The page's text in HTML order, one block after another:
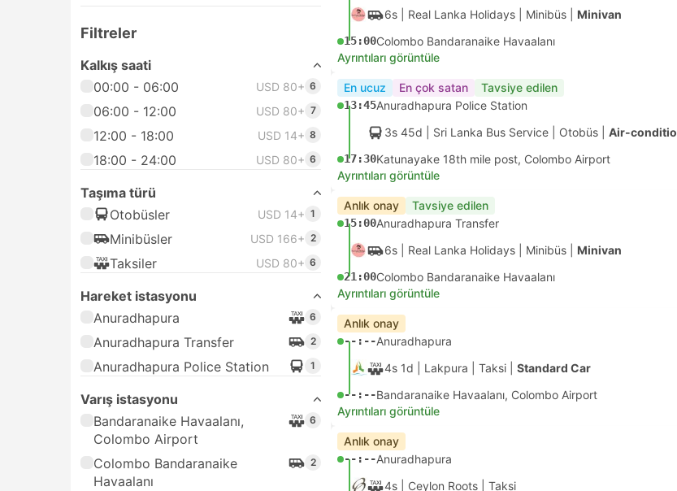
Filtreler
Kalkış saati
00:00 - 06:00
USD 80+ 6
06:00 - 12:00 USD 80+ 7
12:00 - 18:00 USD 14+ 8
18:00 - 24:00 USD 80+ 6
Taşıma türü
Otobüsler
USD 14+ 1
Minibüsler USD 166+ 2
Taksiler USD 80+ 6
Hareket istasyonu
Anuradhapura
6
Anuradhapura Transfer 2
Anuradhapura Police Station 1
Varış istasyonu
Bandaranaike Havaalanı,
Colombo Airport
6
Colombo Bandaranaike
Havaalanı
2
6s | Real Lanka Holidays Minibüs Minivan
15:00Colombo Bandaranaike Havaalanı
Ayrıntıları görüntüle
En ucuz En çok satan Tavsiye edilen
13:45Anuradhapura Police Station
3s 45d | Sri Lanka Bus Service Otobüs Air-conditioned Large Coach
17:30Katunayake 18th mile post, Colombo Airport
Ayrıntıları görüntüle
Anlık onay Tavsiye edilen
15:00Anuradhapura Transfer
6s | Real Lanka Holidays Minibüs Minivan
21:00Colombo Bandaranaike Havaalanı
Ayrıntıları görüntüle
Anlık onay
--:--Anuradhapura
4s 1d | Lakpura Taksi Standard Car
--:--Bandaranaike Havaalanı, Colombo Airport
Ayrıntıları görüntüle
Anlık onay
--:--Anuradhapura
4s | Ceylon Roots Taksi